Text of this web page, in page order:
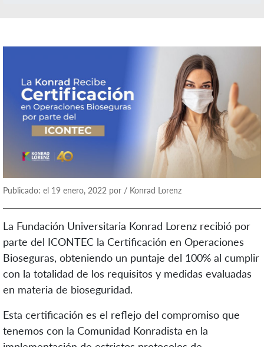
Publicado: el 19 enero, 2022 por / Konrad Lorenz
La Fundación Universitaria Konrad Lorenz recibió por
parte del ICONTEC la Certificación en Operaciones
Bioseguras, obteniendo un puntaje del 100% al cumplir
con la totalidad de los requisitos y medidas evaluadas
en materia de bioseguridad.
Esta certificación es el reflejo del compromiso que
tenemos con la Comunidad Konradista en la